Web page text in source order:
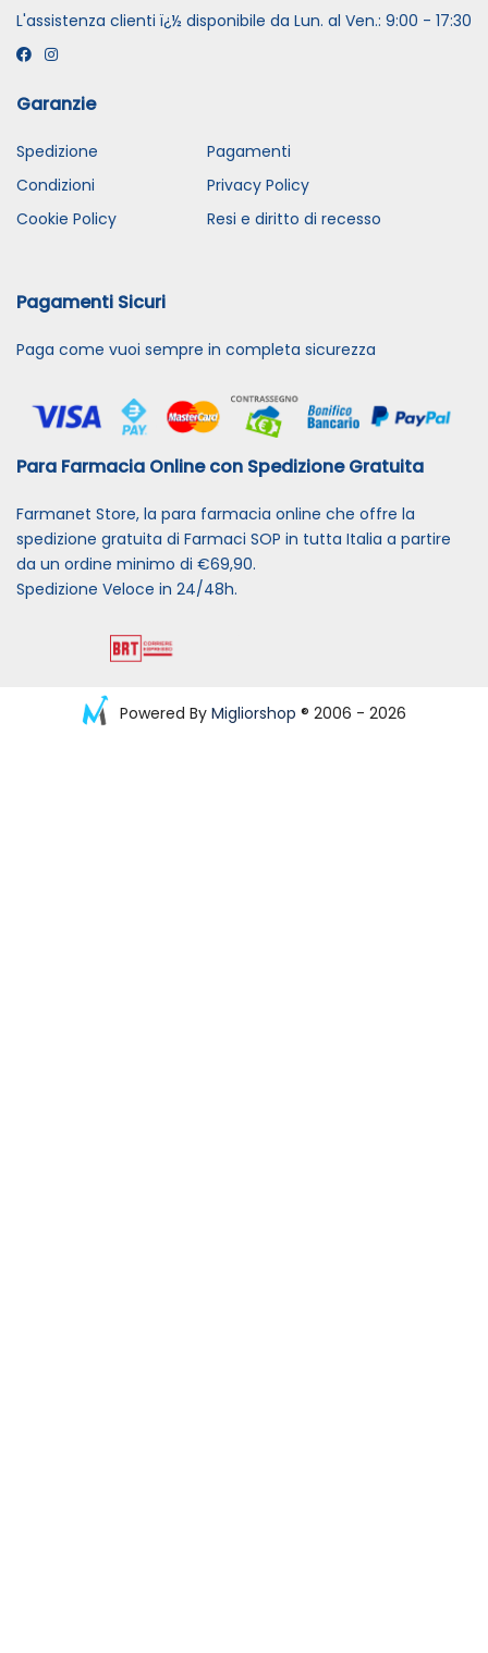
L'assistenza clienti ï¿½ disponibile da Lun. al Ven.: 9:00 - 17:30
Garanzie
Spedizione
Pagamenti
Condizioni
Privacy Policy
Cookie Policy
Resi e diritto di recesso
Pagamenti Sicuri
Paga come vuoi sempre in completa sicurezza
Para Farmacia Online con Spedizione Gratuita
Farmanet Store, la para farmacia online che offre la
spedizione gratuita di Farmaci SOP in tutta Italia a partire
da un ordine minimo di €69,90.
Spedizione Veloce in 24/48h.
Powered By Migliorshop ® 2006 - 2026